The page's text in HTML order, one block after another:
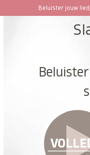
Beluister jouw
Open
Close